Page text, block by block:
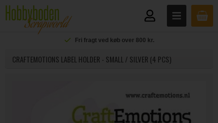
Fri fragt ved køb over 800 kr.
CRAFTEMOTIONS LABEL HOLDER - SMALL / SILVER (4 PCS)